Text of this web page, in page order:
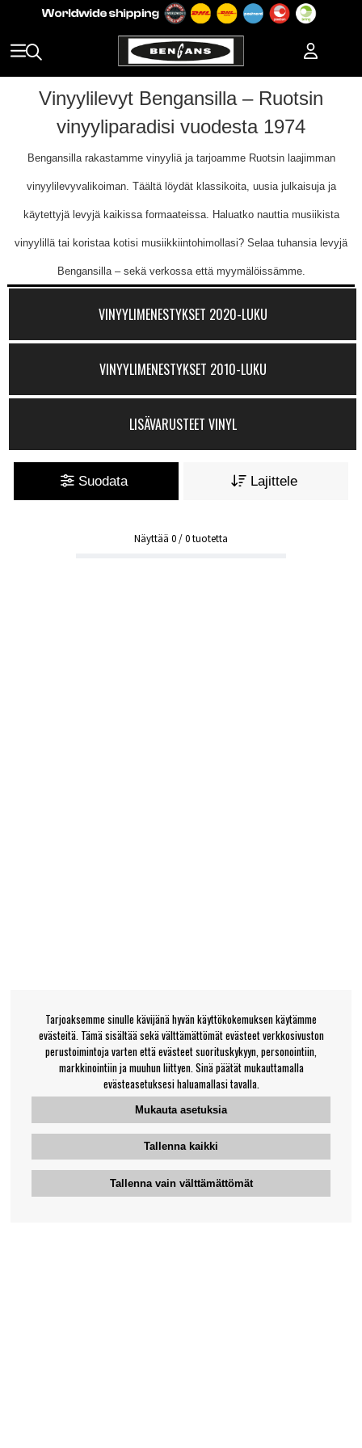
Vinyylilevyt Bengansilla – Ruotsin
vinyyliparadisi vuodesta 1974
Bengansilla rakastamme vinyyliä ja tarjoamme Ruotsin laajimman
vinyylilevyvalikoiman. Täältä löydät klassikoita, uusia julkaisuja ja
käytettyjä levyjä kaikissa formaateissa. Haluatko nauttia musiikista
vinyylillä tai koristaa kotisi musiikkiintohimollasi? Selaa tuhansia levyjä
Bengansilla – sekä verkossa että myymälöissämme.
VINYYLIMENESTYKSET 2020-LUKU
VINYYLIMENESTYKSET 2010-LUKU
LISÄVARUSTEET VINYL
Suodata Lajittele
Näyttää 0/0tuotetta
Tarjoaksemme sinulle kävijänä hyvän käyttökokemuksen käytämme
evästeitä. Tämä sisältää sekä välttämättömät evästeet verkkosivuston
perustoimintoja varten että evästeet suorituskykyyn, personointiin,
markkinointiin ja muuhun liittyen. Sinä päätät mukauttamalla
evästeasetuksesi haluamallasi tavalla.
Mukauta asetuksia
Tallenna kaikki
Tallenna vain välttämättömät